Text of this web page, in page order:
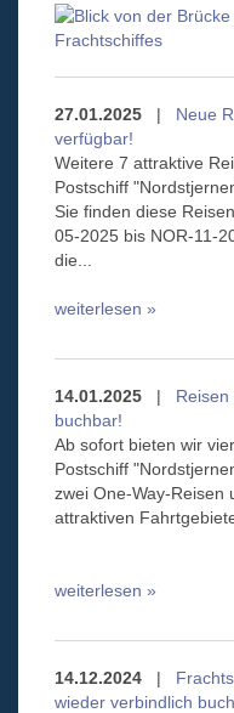
27.01.2025 | Neue
verfügbar!
Weitere 7 attraktive
Postschiff
Sie finden diese
05-2025 bis NOR-11-
die...
weiterlesen »
14.01.2025 |
buchbar!
Ab sofort bieten wir
Postschiff
zwei One-Way-Reisen
attraktiven
weiterlesen »
14.12.2024 |
wieder verbindlich